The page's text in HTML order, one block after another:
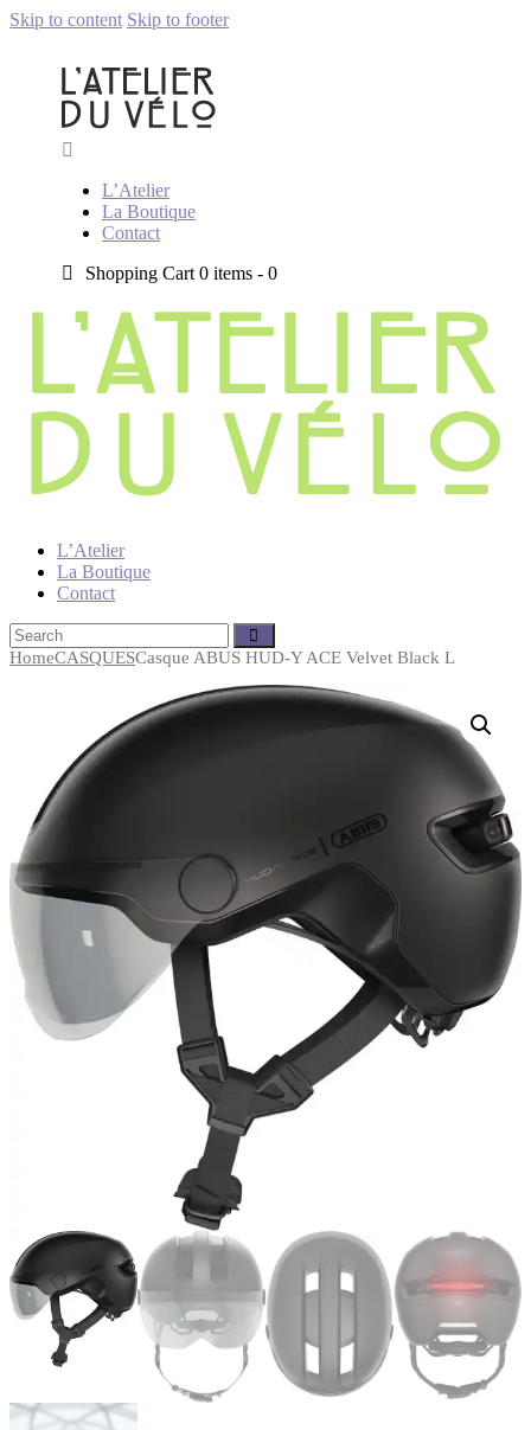
Skip to content Skip to footer
L’Atelier
La Boutique
Contact
Shopping Cart 0 items -0
L’Atelier
La Boutique
Contact
HomeCASQUESCasque ABUS HUD-Y ACE Velvet Black L